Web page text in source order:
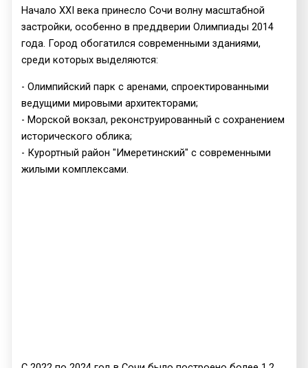
Начало XXI века принесло Сочи волну масштабной
застройки, особенно в преддверии Олимпиады 2014
года. Город обогатился современными зданиями,
среди которых выделяются:
- Олимпийский парк с аренами, спроектированными
ведущими мировыми архитекторами;
- Морской вокзал, реконструированный с сохранением
исторического облика;
- Курортный район "Имеретинский" с современными
жилыми комплексами.